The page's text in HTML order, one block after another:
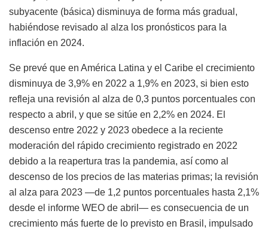
subyacente (básica) disminuya de forma más gradual,
habiéndose revisado al alza los pronósticos para la
inflación en 2024.
Se prevé que en América Latina y el Caribe el crecimiento
disminuya de 3,9% en 2022 a 1,9% en 2023, si bien esto
refleja una revisión al alza de 0,3 puntos porcentuales con
respecto a abril, y que se sitúe en 2,2% en 2024. El
descenso entre 2022 y 2023 obedece a la reciente
moderación del rápido crecimiento registrado en 2022
debido a la reapertura tras la pandemia, así como al
descenso de los precios de las materias primas; la revisión
al alza para 2023 —de 1,2 puntos porcentuales hasta 2,1%
desde el informe WEO de abril— es consecuencia de un
crecimiento más fuerte de lo previsto en Brasil, impulsado